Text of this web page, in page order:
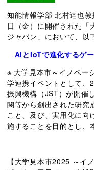
知能情報学部 北村達也
日（金）に開催された「
ジャパン」において、以
AIとIoTで進化するゲ
※ 大学見本市～イノベー
学連携イベントとして、
振興機構（JST）が開催
関等から創出された研究
こと、及び、実用化に向
施することを目的とし、
【大学見本市2025 ～イ